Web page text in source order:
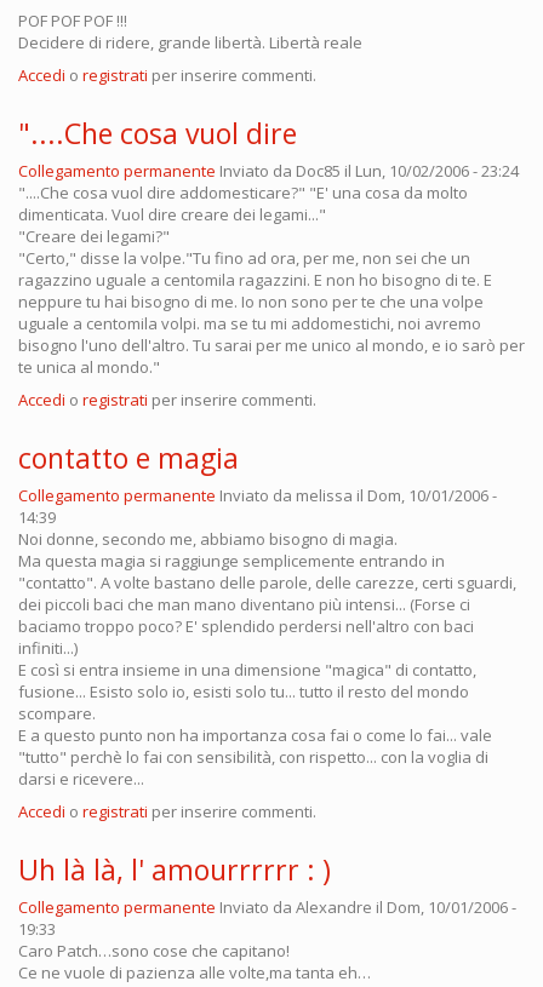
POF POF POF !!!
Decidere di ridere, grande libertà. Libertà reale
Accedi o registrati per inserire commenti.
"....Che cosa vuol dire
Collegamento permanente Inviato da Doc85 il Lun, 10/02/2006 - 23:24
"....Che cosa vuol dire addomesticare?" "E' una cosa da molto
dimenticata. Vuol dire creare dei legami..."
"Creare dei legami?"
"Certo," disse la volpe."Tu fino ad ora, per me, non sei che un
ragazzino uguale a centomila ragazzini. E non ho bisogno di te. E
neppure tu hai bisogno di me. Io non sono per te che una volpe
uguale a centomila volpi. ma se tu mi addomestichi, noi avremo
bisogno l'uno dell'altro. Tu sarai per me unico al mondo, e io sarò per
te unica al mondo."
Accedi o registrati per inserire commenti.
contatto e magia
Collegamento permanente Inviato da melissa il Dom, 10/01/2006 -
14:39
Noi donne, secondo me, abbiamo bisogno di magia.
Ma questa magia si raggiunge semplicemente entrando in
"contatto". A volte bastano delle parole, delle carezze, certi sguardi,
dei piccoli baci che man mano diventano più intensi... (Forse ci
baciamo troppo poco? E' splendido perdersi nell'altro con baci
infiniti...)
E così si entra insieme in una dimensione "magica" di contatto,
fusione... Esisto solo io, esisti solo tu... tutto il resto del mondo
scompare.
E a questo punto non ha importanza cosa fai o come lo fai... vale
"tutto" perchè lo fai con sensibilità, con rispetto... con la voglia di
darsi e ricevere...
Accedi o registrati per inserire commenti.
Uh là là, l' amourrrrrr : )
Collegamento permanente Inviato da Alexandre il Dom, 10/01/2006 -
19:33
Caro Patch…sono cose che capitano!
Ce ne vuole di pazienza alle volte,ma tanta eh…